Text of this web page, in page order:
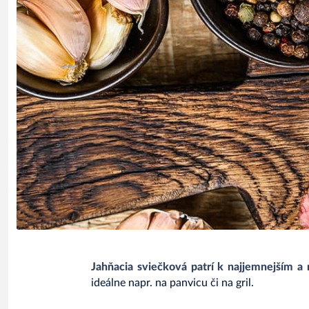
Jahňacia sviečková patrí k najjemnejším a
ideálne napr. na panvicu či na gril.